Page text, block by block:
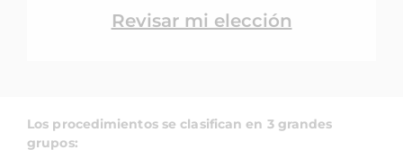
Revisar mi elección
Los procedimientos se clasifican en 3 grandes
grupos: